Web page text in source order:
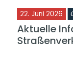
22. Juni 2026
Aktuelle